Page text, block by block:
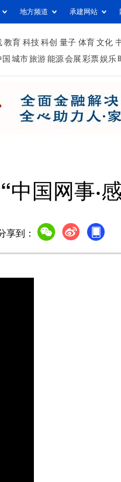
地方频道 承建网站
教育 科技 科创 量子 体育 文化
城市旅游 能源 会展 彩票娱乐
国网事·
享到：